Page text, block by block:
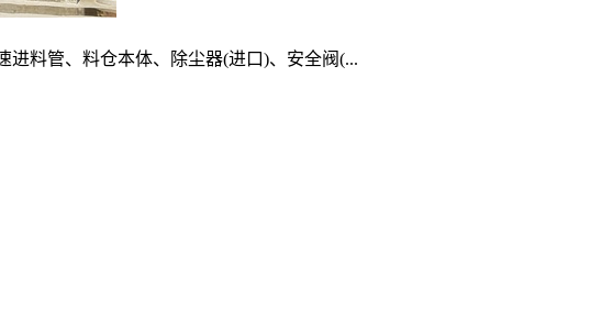
料管、料仓本体、除尘器(进口)、安全阀(...